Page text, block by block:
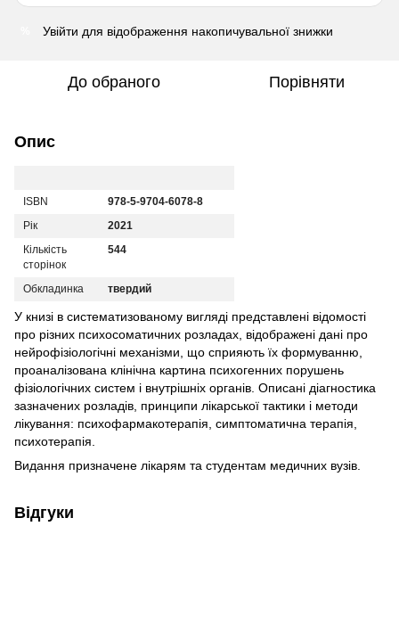
Увійти для відображення накопичувальної знижки
До обраного Порівняти
Опис
ISBN
978-5-9704-6078-8
Рік
2021
Кількість
сторінок
544
Обкладинка твердий
У книзі в систематизованому вигляді представлені відомості
про різних психосоматичних розладах, відображені дані про
нейрофізіологічні механізми, що сприяють їх формуванню,
проаналізована клінічна картина психогенних порушень
фізіологічних систем і внутрішніх органів. Описані діагностика
зазначених розладів, принципи лікарської тактики і методи
лікування: психофармакотерапія, симптоматична терапія,
психотерапія.
Видання призначене лікарям та студентам медичних вузів.
Відгуки